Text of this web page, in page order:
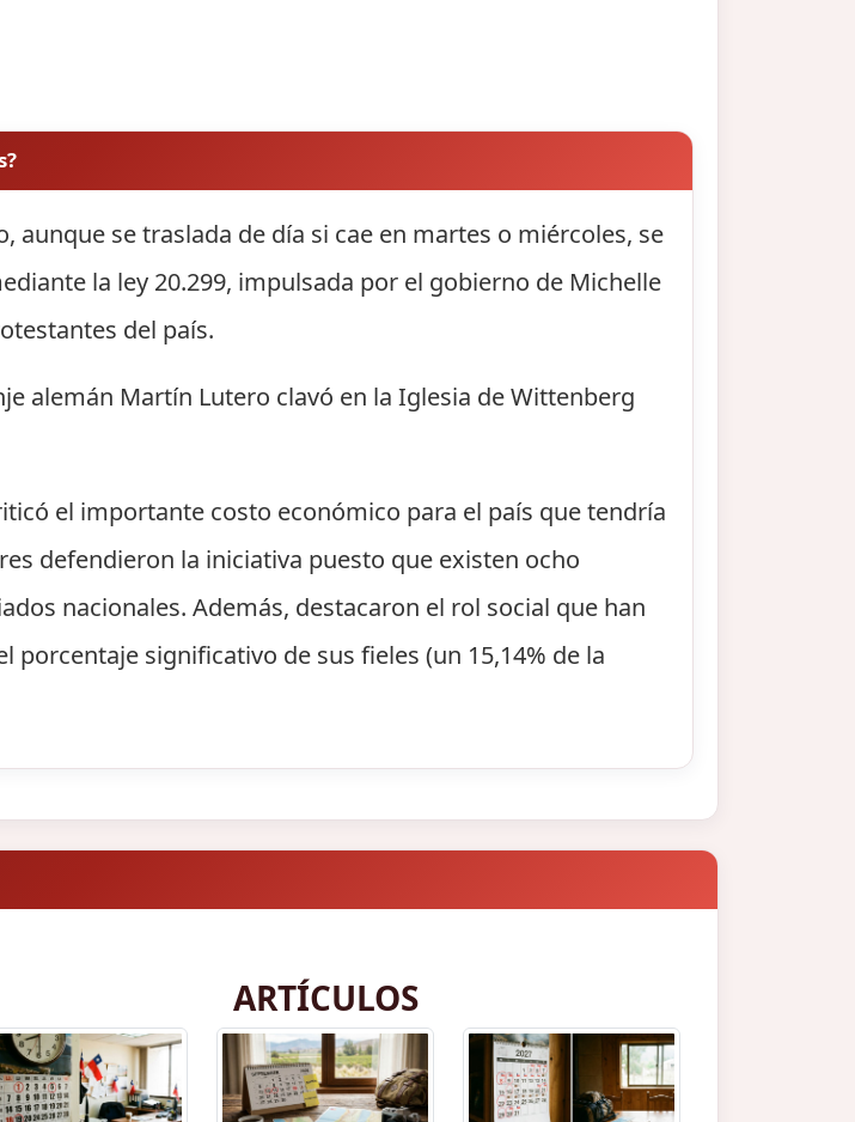
aunque se traslada de día si cae en martes o miércoles, se
la ley 20.299, impulsada por el gobierno de Michelle
del país.
alemán Martín Lutero clavó en la Iglesia de Wittenberg
el importante costo económico para el país que tendría
defendieron la iniciativa puesto que existen ocho
nacionales. Además, destacaron el rol social que han
porcentaje significativo de sus fieles (un 15,14% de la
ARTÍCULOS